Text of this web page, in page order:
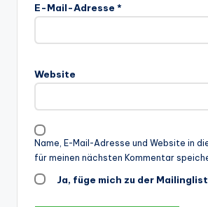
E-Mail-Adresse *
Website
Name, E-Mail-Adresse und Website in
für meinen nächsten Kommentar
Ja, füge mich zu der